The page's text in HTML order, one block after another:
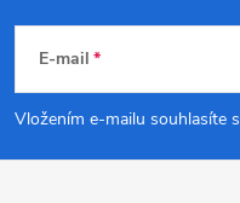
p
E-mail
Vložením e-mailu souhlasíte s